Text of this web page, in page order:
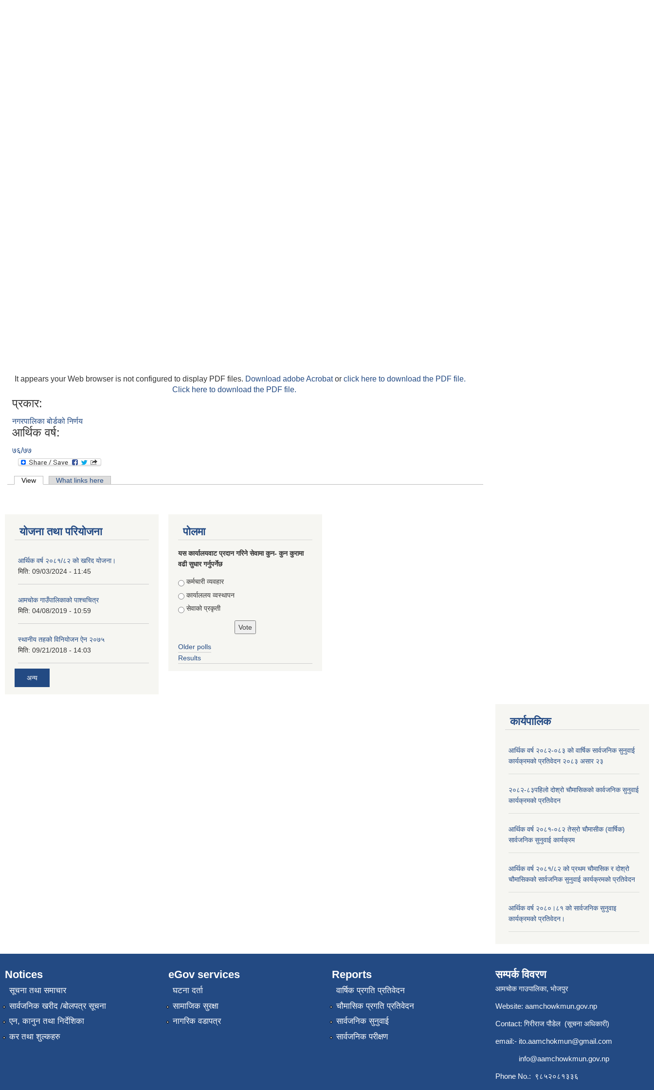
It appears your Web browser is not configured to display PDF files. Download adobe Acrobator click here to download the PDF file.
Click here to download the PDF file.
प्रकार:
नगरपालिका बोर्डको निर्णय
आर्थिक वर्ष:
७६/७७
Primary tabs
View (active tab)What links here
योजना तथा परियोजना
आर्थिक वर्ष २०८१/८२ को खरिद योजना।
मिति: 09/03/2024 - 11:45
आमचोक गाउँपालिकाको पाश्चचित्र
मिति: 04/08/2019 - 10:59
स्थानीय तहको विनियोजन ऐन २०७५
मिति: 09/21/2018 - 14:03
अन्य
पोलमा
यस कार्यालयवाट प्रदान गरिने सेवामा कुन- कुन कुरामा
वढी सुधार गर्नुपर्नेछ
Choices
कर्मचारी व्यवहार
कार्याललय व्वस्थापन
सेवाको प्रकृती
Older polls
Results
कार्यपालिक
आर्थिक वर्ष २०८२-०८३ को वार्षिक सार्वजनिक सुनुवाई
कार्यक्रमको प्रतिवेदन २०८३ असार २३
२०८२-८३पहिलो दोश्रो चौमासिकको कार्वजनिक सुनुवाई
कार्यक्रमको प्रतिवेदन
आर्थिक वर्ष २०८१-०८२ तेस्रो चौमासीक (वार्षिक)
सार्वजनिक सुनुवाई कार्यक्रम
आर्थिक वर्ष २०८१/८२ को प्रथम चौमासिक र दोश्रो
चौमासिकको सार्वजनिक सुनुवाई कार्यक्रमको प्रतिवेदन
आर्थिक वर्ष २०८०।८१ को सार्वजनिक सुनुवाइ
कार्यक्रमको प्रतिवेदन।
Notices
सूचना तथा समाचार
सार्वजनिक खरीद /बोलपत्र सूचना
एन, कानुन तथा निर्देशिका
कर तथा शुल्कहरु
eGov services
घटना दर्ता
सामाजिक सुरक्षा
नागरिक वडापत्र
Reports
वार्षिक प्रगति प्रतिवेदन
चौमासिक प्रगति प्रतिवेदन
सार्वजनिक सुनुवाई
सार्वजनिक परीक्षण
सम्पर्क विवरण
आमचोक गाउपालिका, भोजपुर
Website: aamchowkmun.gov.np
Contact: गिरीराज पौडेल (सूचना अधिकारी)
email:- ito.aamchokmun@gmail.com
info@aamchowkmun.gov.np
Phone No.: ९८५२०८१३३६